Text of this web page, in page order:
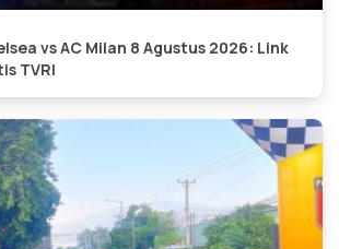
vs AC Milan 8 Agustus 2026: Link
TVRI